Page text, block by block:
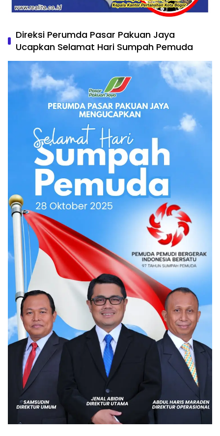
Direksi Perumda Pasar Pakuan Jaya
Ucapkan Selamat Hari Sumpah Pemuda